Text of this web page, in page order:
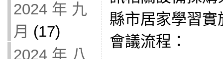
2024 年 九
月 (17)
2024 年 八
縣市居家學習
會議流程：